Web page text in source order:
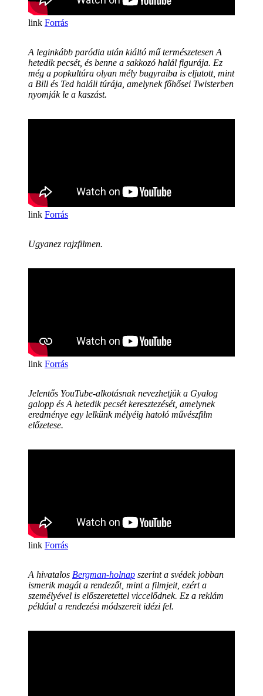
Forrás
A leginkább paródia után kiáltó mű természetesen A
hetedik pecsét, és benne a sakkozó halál figurája. Ez
még a popkultúra olyan mély bugyraiba is eljutott, mint
a Bill és Ted haláli túrája , amelynek főhősei Twisterben
nyomják le a kaszást.
Forrás
Ugyanez rajzfilmen.
Forrás
Jelentős YouTube-alkotásnak nevezhetjük a Gyalog
galopp és A hetedik pecsétkeresztezését, amelynek
eredménye egy lelkünk mélyéig hatoló művészfilm
előzetese.
Forrás
A hivatalos Bergman-holnap szerint a svédek jobban
ismerik magát a rendezőt, mint a filmjeit, ezért a
személyével is előszeretettel viccelődnek. Ez a reklám
például a rendezési módszereit idézi fel.